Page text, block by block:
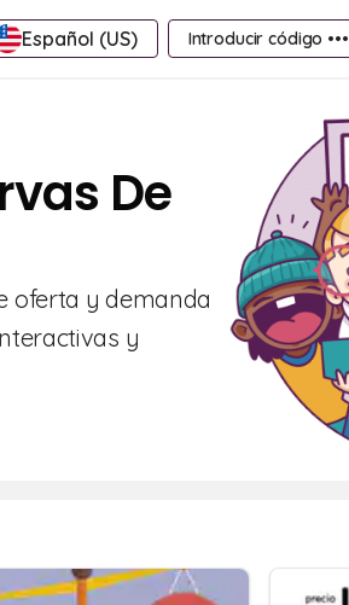
Español (US) Introducir código •••
De
oferta y demanda
y